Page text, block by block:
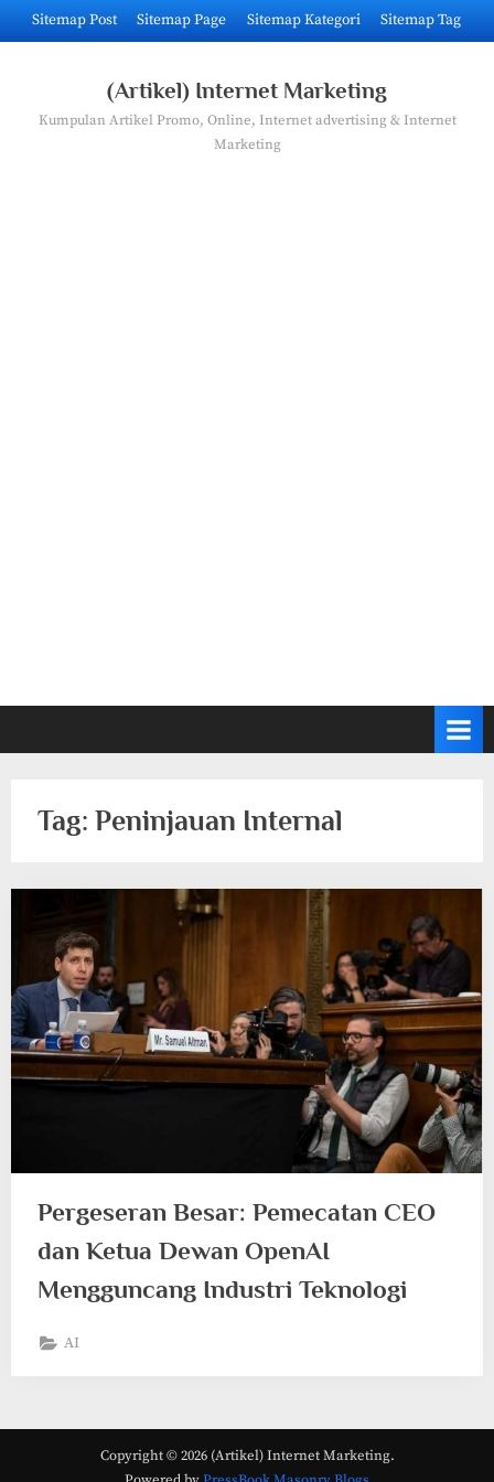
Skip
to
Sitemap Post Sitemap Page Sitemap Kategori Sitemap Tag
(Artikel) Internet Marketing
Kumpulan Artikel Promo, Online, Internet advertising & Internet
Marketing
Tag: Peninjauan Internal
Pergeseran Besar: Pemecatan CEO
dan Ketua Dewan OpenAI
Mengguncang Industri Teknologi
AI
Copyright © 2026 (Artikel) Internet Marketing.